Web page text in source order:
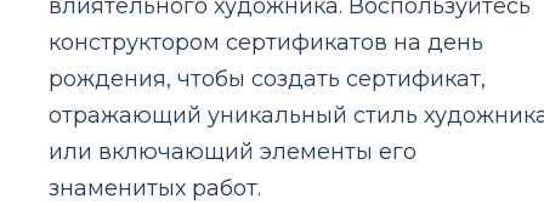
влиятельного художника. Воспользуйтесь
конструктором сертификатов на день
рождения, чтобы создать сертификат,
отражающий уникальный стиль
или включающий элементы его
знаменитых работ.